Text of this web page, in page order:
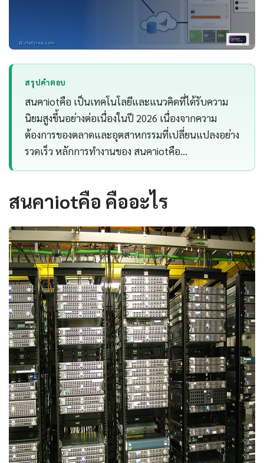
สรุปคำตอบ
สนคาiotคือ เป็นเทคโนโลยีและแนวคิดที่ได้รับความ
นิยมสูงขึ้นอย่างต่อเนื่องในปี 2026 เนื่องจากความ
ต้องการของตลาดและอุตสาหกรรมที่เปลี่ยนแปลงอย่าง
รวดเร็ว หลักการทำงานของ สนคาiotคือ…
สนคาiotคือ คืออะไร